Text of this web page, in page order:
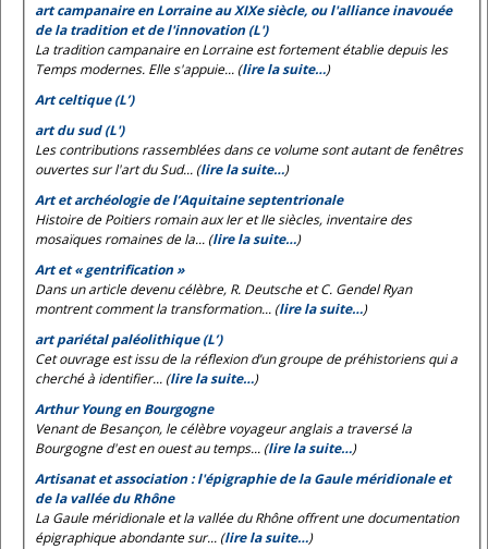
art campanaire en Lorraine au XIXe siècle, ou l'alliance inavouée
de la tradition et de l'innovation (L')
La tradition campanaire en Lorraine est fortement établie depuis les
Temps modernes. Elle s'appuie... (lire la suite…)
Art celtique (L’)
art du sud (L')
Les contributions rassemblées dans ce volume sont autant de fenêtres
ouvertes sur l'art du Sud... (lire la suite…)
Art et archéologie de l’Aquitaine septentrionale
Histoire de Poitiers romain aux Ier et IIe siècles, inventaire des
mosaïques romaines de la... (lire la suite…)
Art et « gentrification »
Dans un article devenu célèbre, R. Deutsche et C. Gendel Ryan
montrent comment la transformation... (lire la suite…)
art pariétal paléolithique (L’)
Cet ouvrage est issu de la réflexion d’un groupe de préhistoriens qui a
cherché à identifier... (lire la suite…)
Arthur Young en Bourgogne
Venant de Besançon, le célèbre voyageur anglais a traversé la
Bourgogne d'est en ouest au temps... (lire la suite…)
Artisanat et association : l'épigraphie de la Gaule méridionale et
de la vallée du Rhône
La Gaule méridionale et la vallée du Rhône offrent une documentation
épigraphique abondante sur... (lire la suite…)